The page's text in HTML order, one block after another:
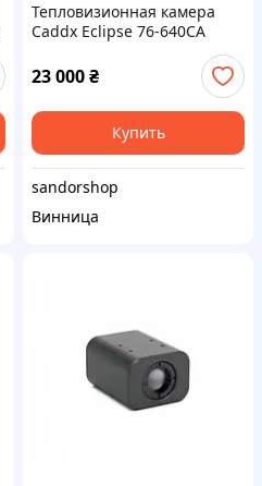
Тепловизионная камера
Caddx Eclipse 76-640CA
(640×512, 50Hz, VOx, PAL)
23 000₴
Купить
sandorshop
Винница